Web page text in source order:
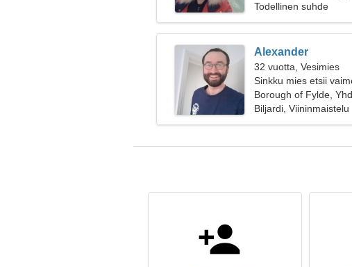
Todellinen suhde
Alexander
32 vuotta, Vesimies
Sinkku mies etsii
Borough of Fylde,
Biljardi, Viininmaistelu